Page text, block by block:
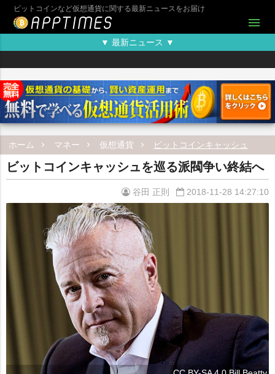
ビットコインなど仮想通貨に関する最新ニュースをお届け
menu
▼ 最新ニュース ▼
ホーム マネー 仮想通貨 ビットコインキャッシュ
ビットコインキャッシュを巡る派閥争い終結へ
谷田 正則 2018-11-28 14:27:10